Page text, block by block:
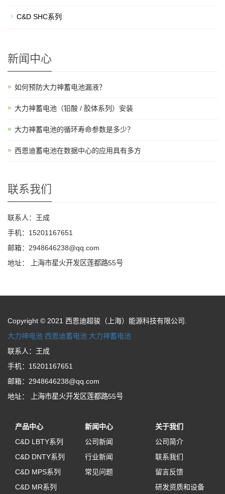
C&D SHC系列
新闻中心
如何预防大力神蓄电池漏液？
大力神蓄电池（铅酸 / 胶体系列）安装
大力神蓄电池的循环寿命参数是多少？
西恩迪蓄电池在数据中心的应用具有多方
联系我们
联系人：王成
手机：15201167651
邮箱：2948646238@qq.com
地址：
上海市星火开发区莲都路55号
Copyright © 2021 西恩迪超骏（上海）能源科技有限公司.
大力神电池 西恩迪蓄电池 大力神蓄电池
联系人：王成
手机：15201167651
邮箱：2948646238@qq.com
地址：
上海市星火开发区莲都路55号
产品中心
C&D LBTY系列
C&D DNTY系列
C&D MPS系列
C&D MR系列
新闻中心
公司新闻
行业新闻
常见问题
关于我们
公司简介
联系我们
留言反馈
研发资质和设备